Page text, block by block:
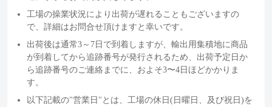
工場の操業状況により出荷が遅れることもございますの
で、詳細はお問合せ頂けますと幸いです。
出荷後は通常3～7日で到着しますが、輸出用集積地に商品
が到着してから追跡番号が発行されるため、出荷予定日か
ら追跡番号のご連絡までに、およそ3〜4日ほどかかりま
す。
以下記載の"営業日"とは、工場の休日(日曜日、及び祝日)を